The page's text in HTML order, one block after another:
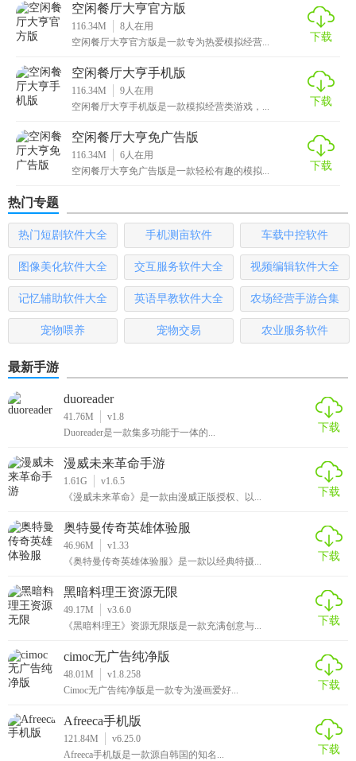
提升自己的管理能力和策略思维。快来下载体验吧！
空闲餐厅大亨官方版
116.34M 8 人在用
空闲餐厅大亨官方版是一款专为热爱模拟经营...
下载
空闲餐厅大亨手机版
116.34M 9 人在用
空闲餐厅大亨手机版是一款模拟经营类游戏，...
下载
空闲餐厅大亨免广告版
116.34M 6 人在用
空闲餐厅大亨免广告版是一款轻松有趣的模拟...
下载
热门专题
热门短剧软件大全 手机测亩软件 车载中控软件
图像美化软件大全 交互服务软件大全 视频编辑软件大全
记忆辅助软件大全 英语早教软件大全 农场经营手游合集
宠物喂养 宠物交易 农业服务软件
最新手游
duoreader
41.76M
v1.8
Duoreader是一款集多功能于一体的...
下载
漫威未来革命手游
1.61G
v1.6.5
《漫威未来革命》是一款由漫威正版授权、以...
下载
奥特曼传奇英雄体验服
46.96M
v1.33
《奥特曼传奇英雄体验服》是一款以经典特摄...
下载
黑暗料理王资源无限
49.17M
v3.6.0
《黑暗料理王》资源无限版是一款充满创意与...
下载
cimoc无广告纯净版
48.01M
v1.8.258
Cimoc无广告纯净版是一款专为漫画爱好...
下载
Afreeca手机版
121.84M
v6.25.0
Afreeca手机版是一款源自韩国的知名...
下载